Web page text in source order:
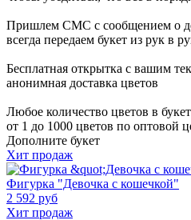
Пришлем СМС с сообщением о
всегда передаем букет из рук в
Бесплатная открытка с вашим
анонимная доставка цветов
Любое количество цветов в
от 1 до 1000 цветов по оптовой
Дополните букет
Хит продаж
Фигурка "Девочка с кошечкой"
2 592 руб
Хит продаж